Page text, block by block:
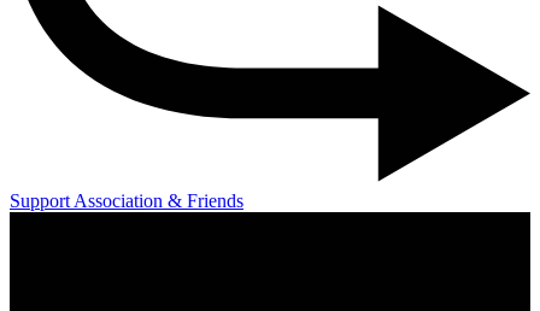
Support Association & Friends